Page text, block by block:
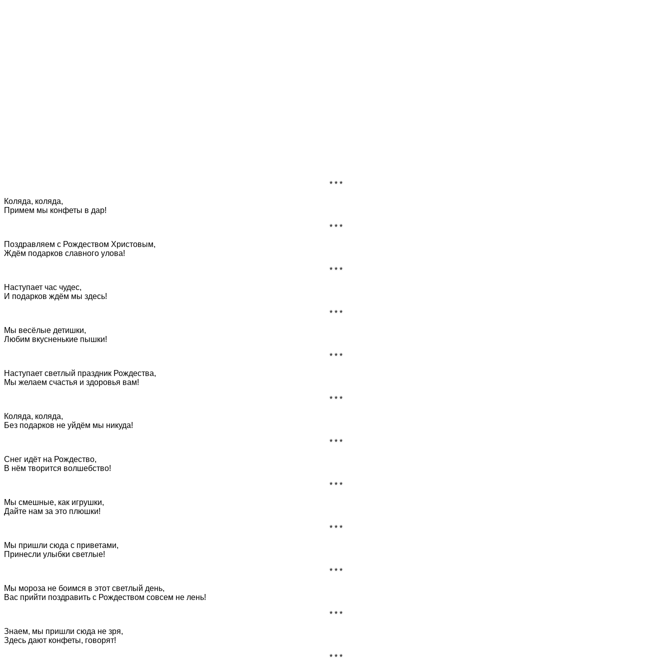
* * *
Коляда, коляда,
Примем мы конфеты в дар!
* * *
Поздравляем с Рождеством Христовым,
Ждём подарков славного улова!
* * *
Наступает час чудес,
И подарков ждём мы здесь!
* * *
Мы весёлые детишки,
Любим вкусненькие пышки!
* * *
Наступает светлый праздник Рождества,
Мы желаем счастья и здоровья вам!
* * *
Коляда, коляда,
Без подарков не уйдём мы никуда!
* * *
Снег идёт на Рождество,
В нём творится волшебство!
* * *
Мы смешные, как игрушки,
Дайте нам за это плюшки!
* * *
Мы пришли сюда с приветами,
Принесли улыбки светлые!
* * *
Мы мороза не боимся в этот светлый день,
Вас прийти поздравить с Рождеством совсем не лень!
* * *
Знаем, мы пришли сюда не зря,
Здесь дают конфеты, говорят!
* * *